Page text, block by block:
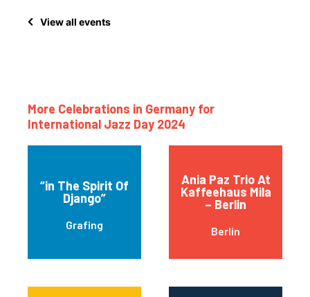
View all events
More Celebrations in Germany for
International Jazz Day 2024
“in The Spirit Of
Django”
Grafing
Ania Paz Trio At
Kaffeehaus Mila
– Berlin
Berlin